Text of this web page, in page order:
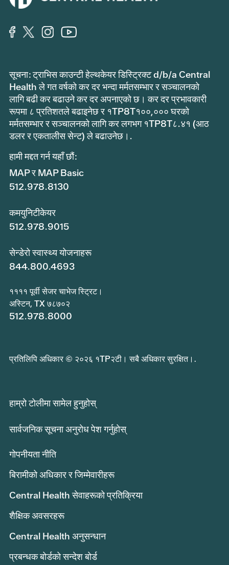
सूचना: ट्राभिस काउन्टी हेल्थकेयर डिस्ट्रिक्ट d/b/a Central
Health ले गत वर्षको कर दर भन्दा मर्मतसम्भार र सञ्चालनको
लागि बढी कर बढाउने कर दर अपनाएको छ। कर दर प्रभावकारी
रूपमा ८ प्रतिशतले बढाइनेछ र १TP8T१००,००० घरको
मर्मतसम्भार र सञ्चालनको लागि कर लगभग १TP8T८.४१ (आठ
डलर र एकतालीस सेन्ट) ले बढाउनेछ।.
हामी मद्दत गर्न यहाँ छौं:
MAP र MAP Basic
512.978.8130
कमयुनिटीकेयर
512.978.9015
सेन्डेरो स्वास्थ्य योजनाहरू
844.800.4693
११११ पूर्वी सेजर चाभेज स्ट्रिट।
अस्टिन, TX ७८७०२
512.978.8000
प्रतिलिपि अधिकार © २०२६ १TP२टी। सबै अधिकार सुरक्षित।.
हाम्रो टोलीमा सामेल हुनुहोस्
सार्वजनिक सूचना अनुरोध पेश गर्नुहोस्
गोपनीयता नीति
बिरामीको अधिकार र जिम्मेवारीहरू
Central Health सेवाहरूको प्रतिक्रिया
शैक्षिक अवसरहरू
Central Health अनुसन्धान
प्रबन्धक बोर्डको सन्देश बोर्ड